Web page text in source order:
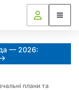
— 2026:
плани та